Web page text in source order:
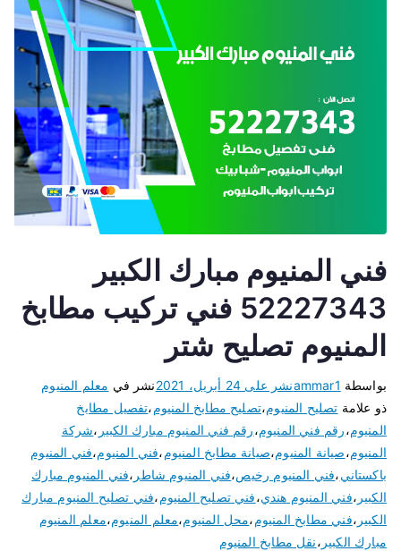
فني المنيوم مبارك الكبير
52227343 فني تركيب مطابخ
المنيوم تصليح شتر
بواسطة ammar1نشر على 24 أبريل، 2021 نشر في معلم المنيوم
ذو علامة تصليح المنيوم،تصليح مطابخ المنيوم،تفصيل مطابخ
المنيوم،رقم فني المنيوم،رقم فني المنيوم مبارك الكبير ،شركة
المنيوم،صيانة المنيوم،صيانة مطابخ المنيوم،فني المنيوم،فني المنيوم
باكستاني،فني المنيوم رخيص،فني المنيوم شاطر ،فني المنيوم مبارك
الكبير ،فني المنيوم هندي،فني تصليح المنيوم،فني تصليح المنيوم مبارك
الكبير ،فني مطابخ المنيوم،محل المنيوم،معلم المنيوم،معلم المنيوم
مبارك الكبير ،نقل مطابخ المنيوم